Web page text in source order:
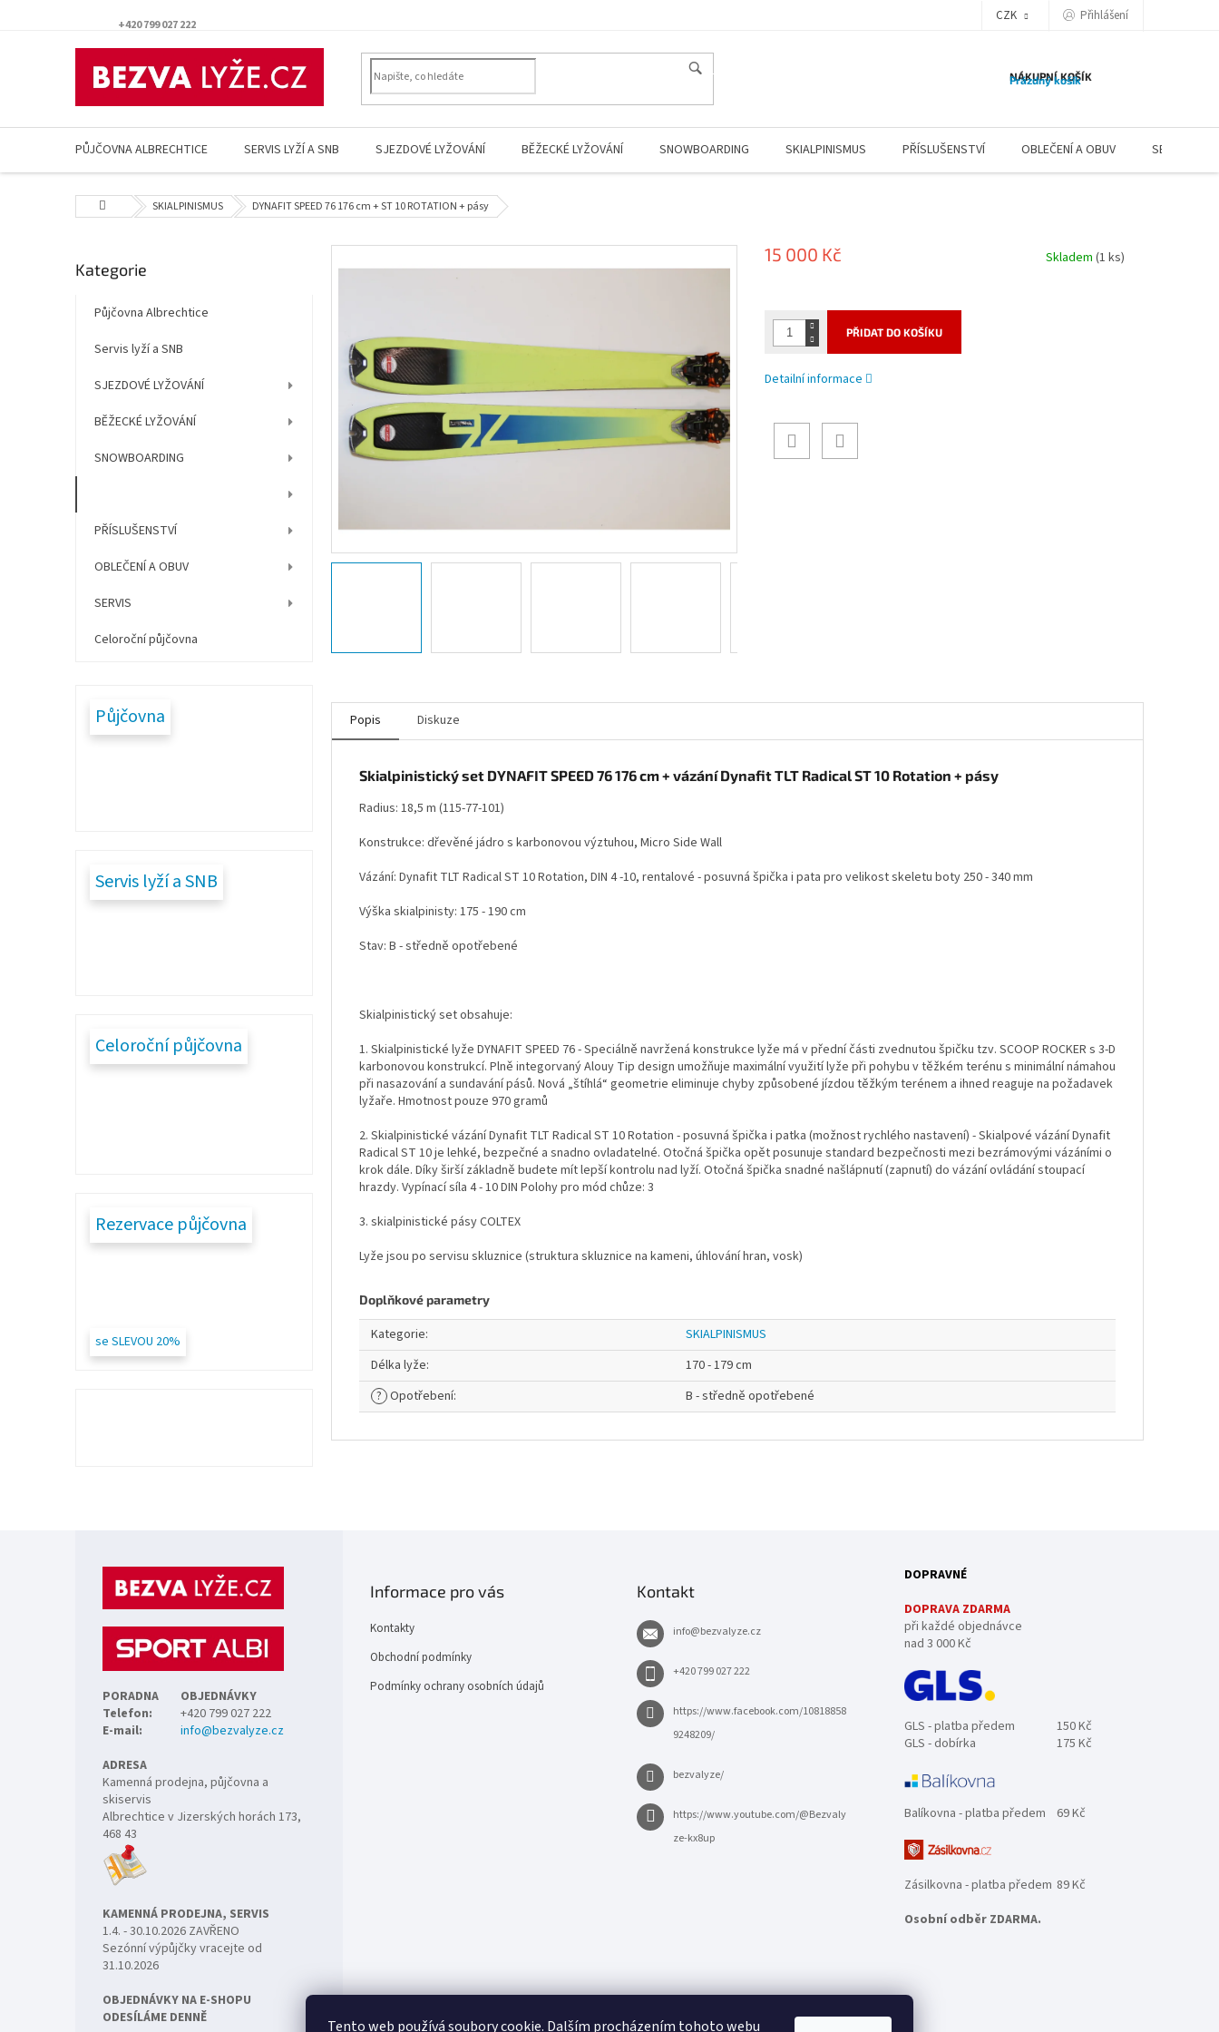
Tento web používá soubory cookie. Dalším procházením tohoto webu
+420 799 027 222
CZK Přihlášení
NÁKUPNÍ KOŠÍK
Prázdný košík
PŮJČOVNA ALBRECHTICE SERVIS LYŽÍ A SNB SJEZDOVÉ LYŽOVÁNÍ BĚŽECKÉ LYŽOVÁNÍ SNOWBOARDING SKIALPINISMUS PŘÍSLUŠENSTVÍ OBLEČENÍ A OBUV SERVIS
Domů SKIALPINISMUS DYNAFIT SPEED 76 176 cm + ST 10 ROTATION + pásy
o
n
l
Přeskočit
Kategorie
Půjčovna Albrechtice
Servis lyží a SNB
SJEZDOVÉ LYŽOVÁNÍ
BĚŽECKÉ LYŽOVÁNÍ
SNOWBOARDING
PŘÍSLUŠENSTVÍ
OBLEČENÍ A OBUV
SERVIS
Celoroční půjčovna
Půjčovna
Servis lyží a SNB
Celoroční půjčovna
Rezervace půjčovna
se SLEVOU 20%
15 000 Kč Skladem (1 ks)
PŘIDAT DO KOŠÍKU
Detailní informace
Popis Diskuze
Skialpinistický set DYNAFIT SPEED 76 176 cm + vázání Dynafit TLT Radical ST 10 Rotation + pásy
Radius: 18,5 m (115-77-101)
Konstrukce: dřevěné jádro s karbonovou výztuhou, Micro Side Wall
Vázání: Dynafit TLT Radical ST 10 Rotation, DIN 4 -10, rentalové - posuvná špička i pata pro velikost skeletu boty 250 - 340 mm
Výška skialpinisty: 175 - 190 cm
Stav: B - středně opotřebené
Skialpinistický set obsahuje:
1. Skialpinistické lyže DYNAFIT SPEED 76 -Speciálně navržená konstrukce lyže má v přední části zvednutou špičku tzv. SCOOP ROCKER s 3-D
karbonovou konstrukcí. Plně integorvaný Alouy Tip design umožňuje maximální využití lyže při pohybu v těžkém terénu s minimální námahou
při nasazování a sundavání pásů. Nová „štíhlá“ geometrie eliminuje chyby způsobené jízdou těžkým terénem a ihned reaguje na požadavek
lyžaře. Hmotnost pouze 970 gramů
2. Skialpinistické vázání Dynafit TLT Radical ST 10 Rotation - posuvná špička i patka (možnost rychlého nastavení) - Skialpové vázání Dynafit
Radical ST 10 je lehké, bezpečné a snadno ovladatelné. Otočná špička opět posunuje standard bezpečnosti mezi bezrámovými vázáními o
krok dále. Díky širší základně budete mít lepší kontrolu nad lyží. Otočná špička snadné našlápnutí (zapnutí) do vázání ovládání stoupací
hrazdy. Vypínací síla 4 - 10 DIN Polohy pro mód chůze: 3
3. skialpinistické pásy COLTEX
Lyže jsou po servisu skluznice (struktura skluznice na kameni, úhlování hran, vosk)
Doplňkové parametry
Kategorie:
SKIALPINISMUS
Délka lyže:
170 - 179 cm
? Opotřebení: B - středně opotřebené
PORADNA
OBJEDNÁVKY
Telefon:
+420 799 027 222
E-mail:
info@bezvalyze.cz
ADRESA
Kamenná prodejna, půjčovna a
skiservis
Albrechtice v Jizerských horách 173,
468 43
KAMENNÁ PRODEJNA, SERVIS
1.4. - 30.10.2026 ZAVŘENO
Sezónní výpůjčky vracejte od
31.10.2026
OBJEDNÁVKY NA E-SHOPU
ODESÍLÁME DENNĚ
Informace pro vás
Kontakty
Obchodní podmínky
Podmínky ochrany osobních údajů
Kontakt
info@bezvalyze.cz
+420 799 027 222
https://www.facebook.com/10818858
9248209/
bezvalyze/
https://www.youtube.com/@Bezvaly
ze-kx8up
DOPRAVNÉ
DOPRAVA ZDARMA
při každé objednávce
nad 3 000 Kč
GLS - platba předem
150 Kč
GLS - dobírka
175 Kč
Balíkovna - platba předem 69 Kč
Zásilkovna - platba předem 89 Kč
Osobní odběr ZDARMA.